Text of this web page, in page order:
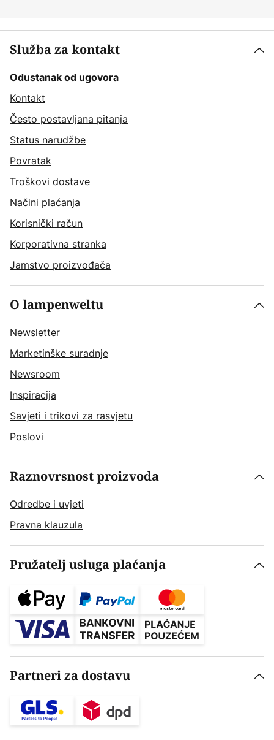
Služba za kontakt
Odustanak od ugovora
Kontakt
Često postavljana pitanja
Status narudžbe
Povratak
Troškovi dostave
Načini plaćanja
Korisnički račun
Korporativna stranka
Jamstvo proizvođača
O lampenweltu
Newsletter
Marketinške suradnje
Newsroom
Inspiracija
Savjeti i trikovi za rasvjetu
Poslovi
Raznovrsnost proizvoda
Odredbe i uvjeti
Pravna klauzula
Pružatelj usluga plaćanja
Partneri za dostavu